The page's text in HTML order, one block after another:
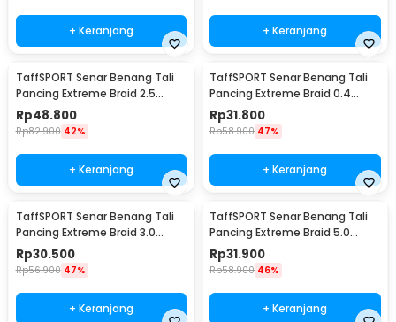
+ Keranjang + Keranjang
TaffSPORT Senar Benang Tali
Pancing Extreme Braid 2.5
500M - FM-PEL
Rp48.800
Rp82.900 42%
+ Keranjang
TaffSPORT Senar Benang Tali
Pancing Extreme Braid 0.4
300M - FM-PEL
Rp31.800
Rp58.900 47%
+ Keranjang
TaffSPORT Senar Benang Tali
Pancing Extreme Braid 3.0
300M - FM-PEL
Rp30.500
Rp56.900 47%
+ Keranjang
TaffSPORT Senar Benang Tali
Pancing Extreme Braid 5.0
300M - FM-PEL
Rp31.900
Rp58.900 46%
+ Keranjang